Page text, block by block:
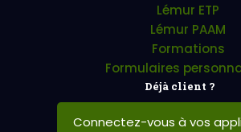
Lémur ETP
Lémur PAAM
Formations
Formulaires
Déjà client ?
Connectez-vous à vos